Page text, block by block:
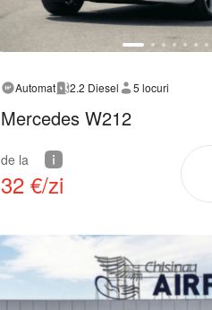
Automat 2.2 Diesel 5 locuri
Mercedes W212
de la
32 €/zi